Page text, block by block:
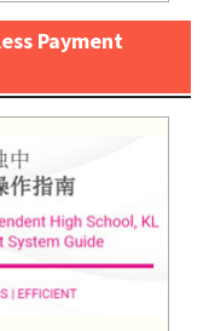
Payment